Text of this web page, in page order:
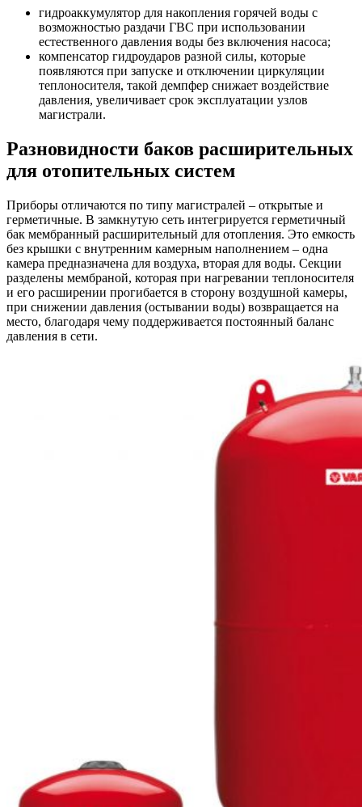
гидроаккумулятор для накопления горячей воды с
возможностью раздачи ГВС при использовании
естественного давления воды без включения насоса;
компенсатор гидроударов разной силы, которые
появляются при запуске и отключении циркуляции
теплоносителя, такой демпфер снижает воздействие
давления, увеличивает срок эксплуатации узлов
магистрали.
Разновидности баков расширительных
для отопительных систем
Приборы отличаются по типу магистралей – открытые и
герметичные. В замкнутую сеть интегрируется герметичный
бак мембранный расширительный для отопления. Это емкость
без крышки с внутренним камерным наполнением – одна
камера предназначена для воздуха, вторая для воды. Секции
разделены мембраной, которая при нагревании теплоносителя
и его расширении прогибается в сторону воздушной камеры,
при снижении давления (остывании воды) возвращается на
место, благодаря чему поддерживается постоянный баланс
давления в сети.